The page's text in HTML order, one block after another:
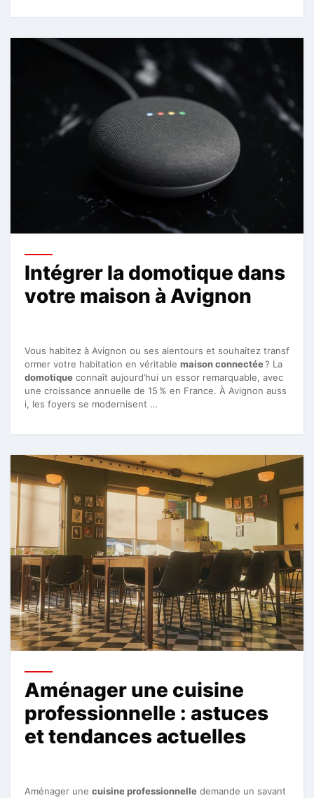
Intégrer la domotique dans
votre maison à Avignon
Vous habitez à Avignon ou ses alentours et souhaitez transf
ormer votre habitation en véritable maison connectée? La
domotique connaît aujourd’hui un essor remarquable, avec
une croissance annuelle de 15 % en France. À Avignon auss
i, les foyers se modernisent …
Aménager une cuisine
professionnelle : astuces
et tendances actuelles
Aménager une cuisine professionnelle demande un savant